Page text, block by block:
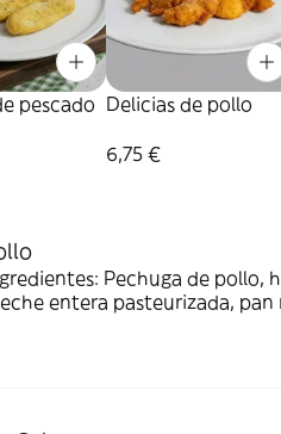
pescado Delicias de pollo
6,75 €
Pechuga de pollo,
entera pasteurizada, pan